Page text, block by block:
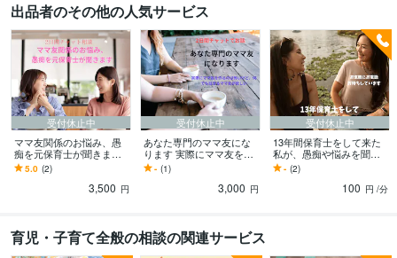
出品者のその他の人気サービス
受付休止中
ママ友関係のお悩み、愚
痴を元保育士が聞きます
ママ友関係がストレス！
どうにかしたい！何でも
5.0 (2)
3,500 円
受付休止中
あなた専門のママ友にな
ります 実際にママ友を作
るのは怖いけど、何でも
話せるママ友が欲しい
- (1)
3,000 円
受付休止中
13年間保育士をして来た
私が、愚痴や悩みを聞き
ます 誰かと話したい、孤
独がつらい、など何でも
- (2)
100 円 /分
育児・子育て全般の相談の関連サービス